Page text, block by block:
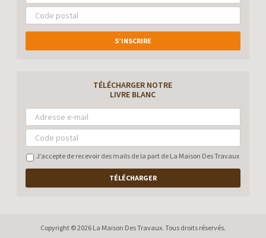
S’INSCRIRE
TÉLÉCHARGER NOTRE
LIVRE BLANC
J’accepte de recevoir des mails de la part de La Maison Des Travaux
TÉLÉCHARGER
Copyright © 2026 La Maison Des Travaux. Tous droits réservés.